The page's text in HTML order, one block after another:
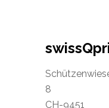
8
CH-9451